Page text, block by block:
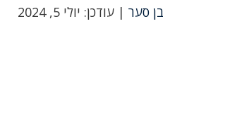
בן סער | עודכן: יולי 5, 2024